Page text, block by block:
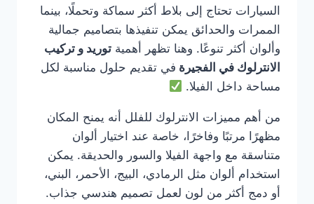
السيارات تحتاج إلى بلاط أكثر سماكة وتحملًا، بينما
الممرات والحدائق يمكن تنفيذها بتصاميم جمالية
وألوان أكثر تنوعًا. وهنا تظهر أهمية توريد و تركيب
الانترلوك في الفجيرة في تقديم حلول مناسبة لكل
مساحة داخل الفيلا.
من أهم مميزات الانترلوك للفلل أنه يمنح المكان
مظهرًا مرتبًا وفاخرًا، خاصة عند اختيار ألوان
متناسقة مع واجهة الفيلا والسور والحديقة. يمكن
استخدام ألوان مثل الرمادي، البيج، الأحمر، البني،
أو دمج أكثر من لون لعمل تصميم هندسي جذاب.